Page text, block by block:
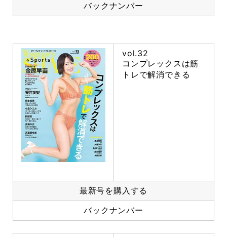
バックナンバー
vol.32
コンプレックスは筋
トレで解消できる
最新号を購入する
バックナンバー